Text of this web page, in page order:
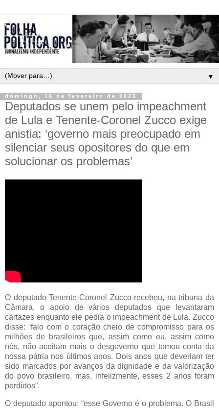
▼
domingo, 16 de fevereiro de 2025
Deputados se unem pelo impeachment
de Lula e Tenente-Coronel Zucco exige
anistia: ‘governo mais preocupado em
silenciar seus opositores do que em
solucionar os problemas’
O deputado Tenente-Coronel Zucco recebeu, na tribuna da
Câmara, o apoio de vários deputados que levantaram
cartazes enquanto ele pedia o impeachment de Lula. Zucco
disse: “falo com o coração cheio de compromisso para os
milhões de brasileiros que, assim como eu, assim como
nós, não aceitam mais o desgoverno que tomou conta da
nossa pátria nos últimos anos. Dois anos que deveriam ter
sido marcados por avanços da dignidade e da valorização
do povo brasileiro, mas, infelizmente, esses 2 anos foram
perdidos”.
O deputado apontou: “esse Governo é o problema. O Brasil